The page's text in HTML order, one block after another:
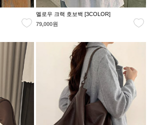
멜로우 크랙 호보백 [3COLOR]
79,000원